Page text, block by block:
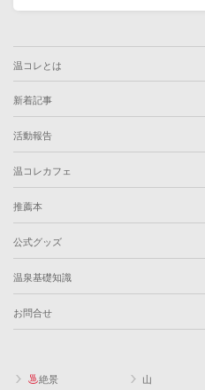
温コレとは
新着記事
活動報告
温コレカフェ
推薦本
公式グッズ
温泉基礎知識
お問合せ
絶景 山